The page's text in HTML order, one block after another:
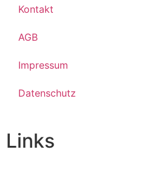
Kontakt
AGB
Impressum
Datenschutz
Links